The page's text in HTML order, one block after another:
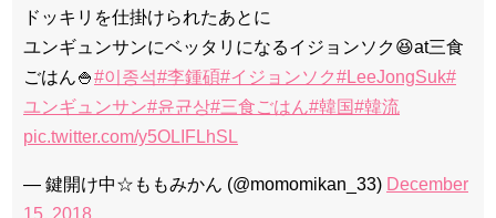
ドッキリを仕掛けられたあとに
ユンギュンサンにベッタリになるイジョンソク😆at三食
ごはん🍚#이종석#李鍾碩#イジョンソク#LeeJongSuk#
ユンギュンサン#윤균상#三食ごはん#韓国#韓流
pic.twitter.com/y5OLIFLhSL
— 鍵開け中☆ももみかん (@momomikan_33) December